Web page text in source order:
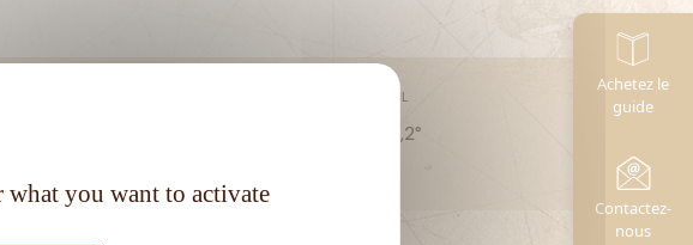
:
CL
41,2°
Achetez le
guide
Contactez-
nous
what you want to activate